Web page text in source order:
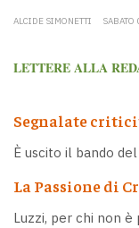
ALCIDE SIMONETTI SABATO
LETTERE ALLA
Segnalate
È uscito il bando
La Passione di
Luzzi, per chi non è